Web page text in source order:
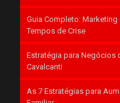
Guia Completo: Marketing
Tempos de Crise
Estratégia para Negócios
Cavalcanti
As 7 Estratégias para